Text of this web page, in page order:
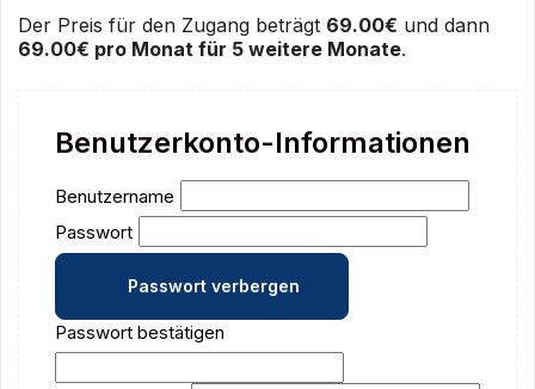
Der Preis für den Zugang beträgt 69.00€ und dann
69.00€ pro Monat für 5 weitere Monate.
Benutzerkonto-Informationen
Benutzername
Passwort
Passwort verbergen
Passwort bestätigen